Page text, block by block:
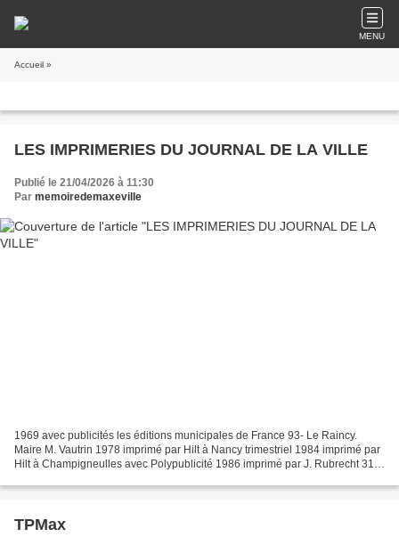
MENU
Accueil »
LES IMPRIMERIES DU JOURNAL DE LA VILLE
Publié le 21/04/2026 à 11:30
Par memoiredemaxeville
1969 avec publicités les éditions municipales de France 93- Le Raincy.
Maire M. Vautrin 1978 imprimé par Hilt à Nancy trimestriel 1984 imprimé par
Hilt à Champigneulles avec Polypublicité 1986 imprimé par J. Rubrecht 31,
TPMax